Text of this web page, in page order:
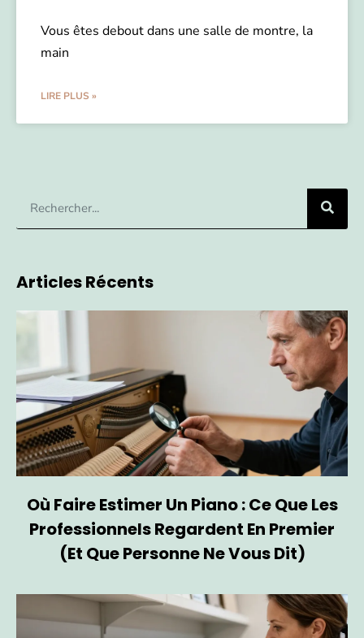
Vous êtes debout dans une salle de montre, la
main
LIRE PLUS »
Articles Récents
Où Faire Estimer Un Piano : Ce Que Les
Professionnels Regardent En Premier
(et Que Personne Ne Vous Dit)